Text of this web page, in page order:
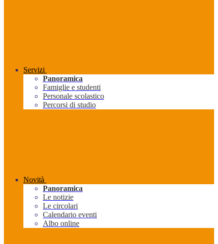
Servizi
Panoramica
Famiglie e studenti
Personale scolastico
Percorsi di studio
Novità
Panoramica
Le notizie
Le circolari
Calendario eventi
Albo online